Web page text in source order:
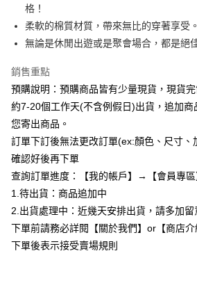
街口支付
悠遊付
Google Pay
全支付
【關於「AFTEE先享後付」】
AFTEE先享後付是「在收到商品之後才付款」的
便利好安心！
１．簡單：不需註冊會員、不需綁卡、不需儲值。
２．便利：只要手機號碼，簡訊認證，即可結帳。
３．安心：先確認商品／服務後，再付款。
１．於結帳方式選擇「AFTEE先享後付」後，將
ATM付款
運送方式
全家付款取貨
每筆NT$85，滿NT$799(含以上)免運費
格！
柔軟的棉質材質，帶來無比的穿著享受。
無論是休閒出遊或是聚會場合，都是絕
銷售重點
預購說明：預購商品皆有少量現貨，現貨
約7-20個工作天(不含例假日)出貨，追加商
您寄出商品。
訂單下訂後無法更改訂單(ex:顏色、尺寸、
確認好後再下單
查詢訂單進度：【我的帳戶】→【會員專
1.待出貨：商品追加中
2.出貨處理中：近幾天安排出貨，請多加留
下單前請務必詳閱【關於我們】or【商店
下單後表示接受賣場規則